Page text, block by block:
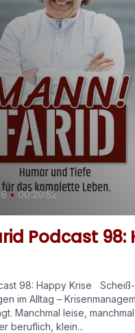
• 00:20:52
Podcast 98:
98: Happy Krise Scheiß-
im Alltag –
Manchmal leise,
beruflich, klein...